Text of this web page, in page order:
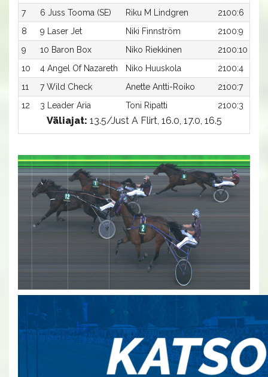
7
6 Juss Tooma (SE) Riku M Lindgren
2100:6
8
9 Laser Jet Niki Finnström
2100:9
9
10 Baron Box Niko Riekkinen
2100:10
10
4 Angel Of Nazareth Niko Huuskola
2100:4
11
7 Wild Check Anette Antti-Roiko
2100:7
12
3 Leader Aria Toni Ripatti 2100:3
Väliajat: 13.5/Just A Flirt, 16.0, 17.0, 16.5